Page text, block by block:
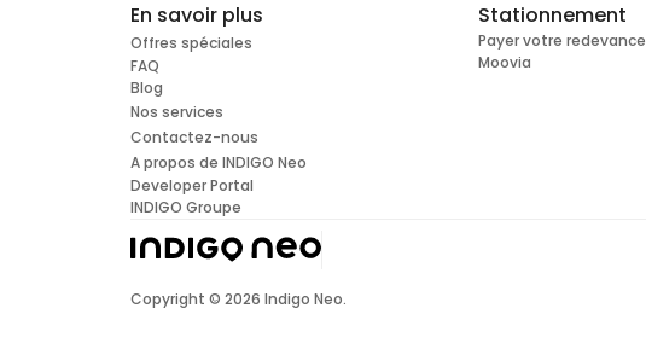
En savoir plus
Offres spéciales
FAQ
Blog
Nos services
Contactez-nous
A propos de INDIGO Neo
Developer Portal
INDIGO Groupe
Stationnement
Payer votre redevance
Moovia
Copyright © 2026 Indigo Neo.